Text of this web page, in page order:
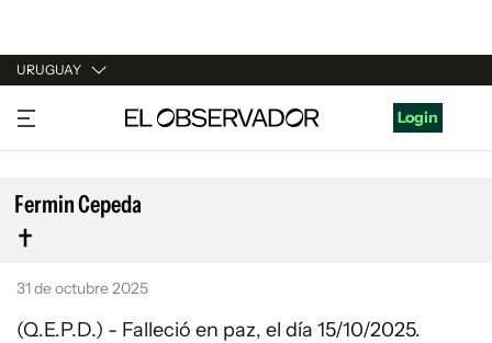
URUGUAY
URUGUAY
ARGENTINA
ESPAÑA
ESTADOS UNIDOS
Login
Fermin Cepeda
31 de octubre 2025
(Q.E.P.D.) - Falleció en paz, el día 15/10/2025.